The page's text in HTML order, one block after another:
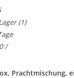
(1)
/
Prachtmischung,